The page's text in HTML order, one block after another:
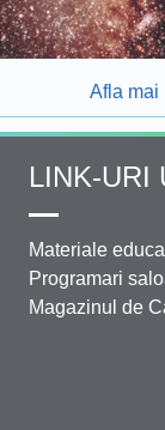
Afla mai
LINK-URI
Materiale
Programari
Magazinul de